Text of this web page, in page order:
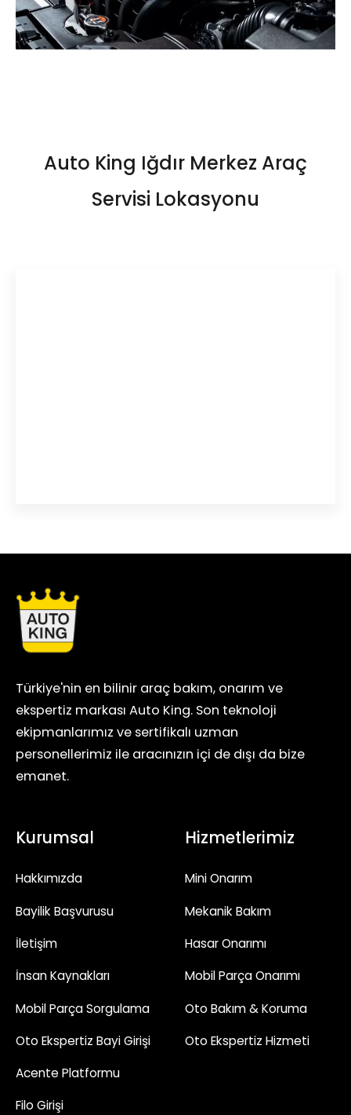
Auto King Iğdır Merkez Araç
Servisi Lokasyonu
Türkiye'nin en bilinir araç bakım, onarım ve
ekspertiz markası Auto King. Son teknoloji
ekipmanlarımız ve sertifikalı uzman
personellerimiz ile aracınızın içi de dışı da bize
emanet.
Kurumsal
Hakkımızda
Bayilik Başvurusu
İletişim
İnsan Kaynakları
Mobil Parça Sorgulama
Oto Ekspertiz Bayi Girişi
Acente Platformu
Filo Girişi
Hizmetlerimiz
Mini Onarım
Mekanik Bakım
Hasar Onarımı
Mobil Parça Onarımı
Oto Bakım & Koruma
Oto Ekspertiz Hizmeti